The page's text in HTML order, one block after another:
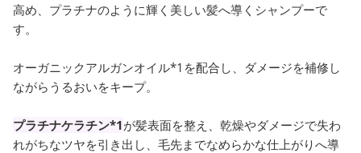
高め、プラチナのように輝く美しい髪へ導くシャンプーで
す。
オーガニックアルガンオイル*1を配合し、ダメージを補修し
ながらうるおいをキープ。
プラチナケラチン*1が髪表面を整え、乾燥やダメージで失わ
れがちなツヤを引き出し、毛先までなめらかな仕上がりへ導